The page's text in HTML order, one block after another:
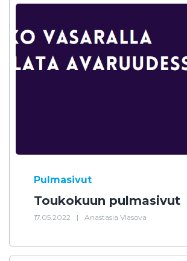
Pulmasivut
Toukokuun pulmasivut
17.05.2022 | Anastasia Vlasova